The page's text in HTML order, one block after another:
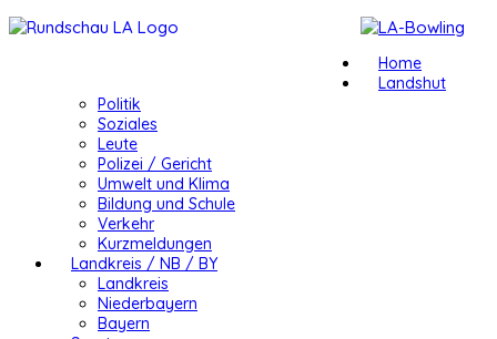
Home
Landshut
Politik
Soziales
Leute
Polizei / Gericht
Umwelt und Klima
Bildung und Schule
Verkehr
Kurzmeldungen
Landkreis / NB / BY
Landkreis
Niederbayern
Bayern